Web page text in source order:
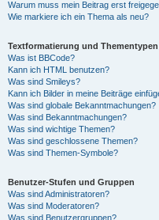
Warum muss mein Beitrag erst
Wie markiere ich ein Thema als neu?
Textformatierung und Thementypen
Was ist BBCode?
Kann ich HTML benutzen?
Was sind Smileys?
Kann ich Bilder in meine Beiträge
Was sind globale Bekanntmachungen?
Was sind Bekanntmachungen?
Was sind wichtige Themen?
Was sind geschlossene Themen?
Was sind Themen-Symbole?
Benutzer-Stufen und Gruppen
Was sind Administratoren?
Was sind Moderatoren?
Was sind Benutzergruppen?